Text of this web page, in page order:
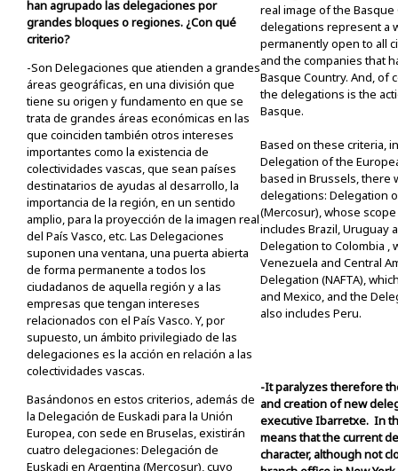
han agrupado las delegaciones por
grandes bloques o regiones. ¿Con qué
criterio?
-Son Delegaciones que atienden a grandes
áreas geográficas, en una división que
tiene su origen y fundamento en que se
trata de grandes áreas económicas en las
que coinciden también otros intereses
importantes como la existencia de
colectividades vascas, que sean países
destinatarios de ayudas al desarrollo, la
importancia de la región, en un sentido
amplio, para la proyección de la imagen real
del País Vasco, etc. Las Delegaciones
suponen una ventana, una puerta abierta
de forma permanente a todos los
ciudadanos de aquella región y a las
empresas que tengan intereses
relacionados con el País Vasco. Y, por
supuesto, un ámbito privilegiado de las
delegaciones es la acción en relación a las
colectividades vascas.
Basándonos en estos criterios, además de
la Delegación de Euskadi para la Unión
Europea, con sede en Bruselas, existirán
cuatro delegaciones: Delegación de
Euskadi en Argentina (Mercosur), cuyo
real image of the Basque
delegations represent a
permanently open to all
and the companies that
Basque Country. And, of
the delegations is the
Basque.
Based on these criteria,
Delegation of the
based in Brussels, there
delegations: Delegation
(Mercosur), whose
includes Brazil, Uruguay
Delegation to Colombia ,
Venezuela and Central
Delegation (NAFTA),
and Mexico, and the
also includes Peru.
-It paralyzes therefore
and creation of new
executive Ibarretxe. In
means that the current
character, although not